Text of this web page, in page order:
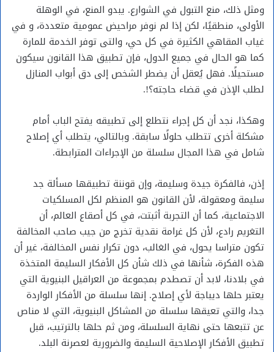
ومثل ذلك، منع التبول في الشوارع. يبدو المنع، في الوهلة
الأولى، منطقيًا، لكن إذا لم نوفر مراحيض عمومية متعددة، و في
غياب المقاهي الكثيرة في كل حي، والتى توفر الخدمة للمارة
كما هو الحال في جميع الدول، فإن تطبيق هذا القانون سيكون
مستحيلًا. فهل يُعقل أن يضطر الشخص إلى دق أبواب المنازل
لطلب الإذن في قضاء حاجته؟!.
وهكذا، نجد أن كل إجراء نتطلع إلى تطبيقه يفتح الباب أمام
مشكلة أخرى تتطلب حلولًا سابقة. وبالتالي، يتطلب أي إصلاح
شامل في هذا المجال سلسلة من الإجراءات المترابطة.
إذن، فالفكرة جيدة وسليمة، وإن قوننة تطبيقها مسألة جد
سليمة ومعقولة، لأن القانون هو المنظم لكل المسلكيات
الاجتماعية، كما أن التجربة أثبتت، في كل أصقاع العالم، أن
التغريم رادع، لأن كل غرامة نقدية تخرج من جيب صاحب المخالفة
تكون متراسا يحول، في الغالب، دون تكرار نفس المخالفة، غير أن
هذه الفكرة، شأنها في ذلك شأن كل الأفكار السليمة المتخذة
في بلادنا، لابد أن تصطدم بمجموعة من العراقيل البنيوية التي
يعتبر حلها ديباجة لأي إصلاح. إنها سلسلة من الأفكار الواردة
جدا، والتي تعيقها سلسلة من المشاكل البنيوية، التي لا مناص
عن تتبعها حتى نهاية السلسلة، ومن ثم حلها بالترتيب، قبل
تطبيق الأفكار الإصلاحية السليمة والضرورية لعصرنة البلد.